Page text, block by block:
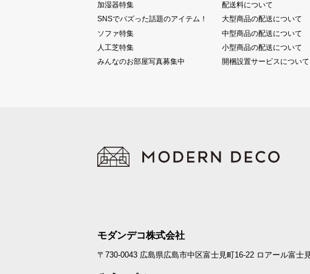
加湿器特集
SNSでバズった話題のアイテム！
ソファ特集
人工芝特集
みんなのお部屋写真募集中
配送料について
大型商品の配送について
中型商品の配送について
小型商品の配送について
開梱設置サービスについて
モダンデコ株式会社
〒730-0043 広島県広島市中区富士見町16-22 ロアール富士